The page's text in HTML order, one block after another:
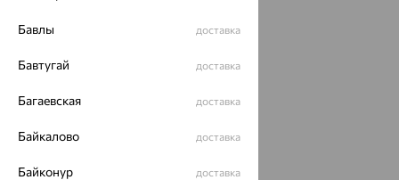
Бавлы доставка
Бавтугай доставка
Багаевская доставка
Байкалово доставка
Байконур доставка